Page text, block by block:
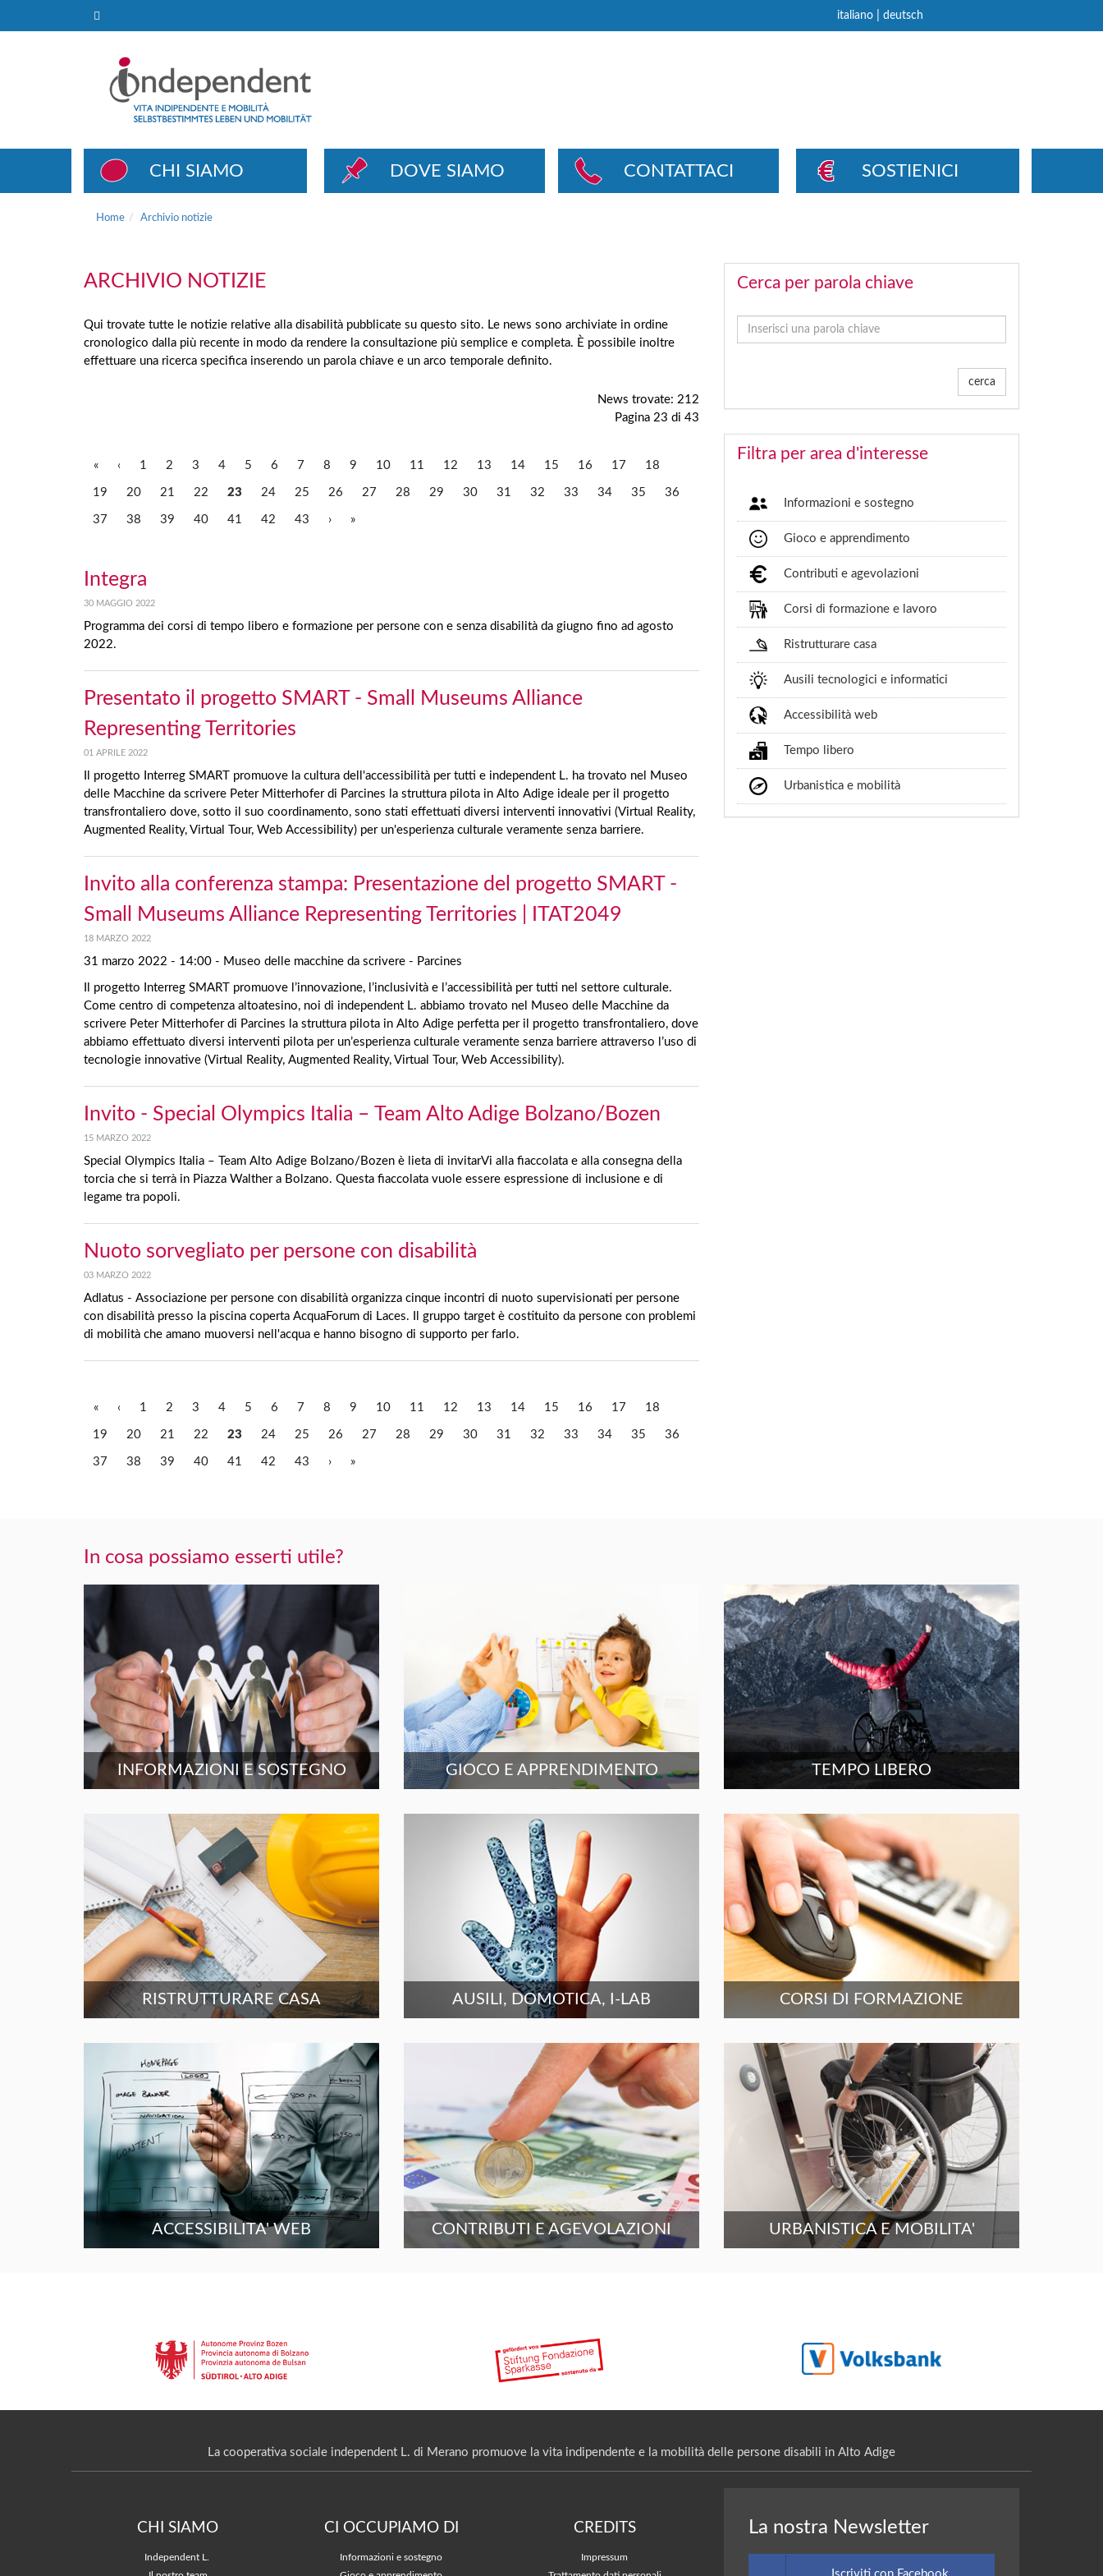
italiano| deutsch
CHI SIAMO DOVE SIAMO CONTATTACI SOSTIENICI
Home Archivio notizie
ARCHIVIO NOTIZIE
Qui trovate tutte le notizie relative alla disabilità pubblicate su questo sito. Le news sono archiviate in ordine
cronologico dalla più recente in modo da rendere la consultazione più semplice e completa. È possibile inoltre
effettuare una ricerca specifica inserendo un parola chiave e un arco temporale definito.
News trovate: 212
Pagina 23 di 43
« ‹ 1 2 3 4 5 6 7 8 9 10 11 12 13 14 15 16 17 18
19 20 21 22 23 24 25 26 27 28 29 30 31 32 33 34 35 36
37 38 39 40 41 42 43 › »
Integra
30 MAGGIO 2022
Programma dei corsi di tempo libero e formazione per persone con e senza disabilità da giugno fino ad agosto
2022.
Presentato il progetto SMART - Small Museums Alliance
Representing Territories
01 APRILE 2022
Il progetto Interreg SMART promuove la cultura dell'accessibilità per tutti e independent L. ha trovato nel Museo
delle Macchine da scrivere Peter Mitterhofer di Parcines la struttura pilota in Alto Adige ideale per il progetto
transfrontaliero dove, sotto il suo coordinamento, sono stati effettuati diversi interventi innovativi (Virtual Reality,
Augmented Reality, Virtual Tour, Web Accessibility) per un'esperienza culturale veramente senza barriere.
Invito alla conferenza stampa: Presentazione del progetto SMART -
Small Museums Alliance Representing Territories | ITAT2049
18 MARZO 2022
31 marzo 2022 - 14:00 - Museo delle macchine da scrivere - Parcines
Il progetto Interreg SMART promuove l’innovazione, l’inclusività e l’accessibilità per tutti nel settore culturale.
Come centro di competenza altoatesino, noi di independent L. abbiamo trovato nel Museo delle Macchine da
scrivere Peter Mitterhofer di Parcines la struttura pilota in Alto Adige perfetta per il progetto transfrontaliero, dove
abbiamo effettuato diversi interventi pilota per un’esperienza culturale veramente senza barriere attraverso l’uso di
tecnologie innovative (Virtual Reality, Augmented Reality, Virtual Tour, Web Accessibility).
Invito - Special Olympics Italia – Team Alto Adige Bolzano/Bozen
15 MARZO 2022
Special Olympics Italia – Team Alto Adige Bolzano/Bozen è lieta di invitarVi alla fiaccolata e alla consegna della
torcia che si terrà in Piazza Walther a Bolzano. Questa fiaccolata vuole essere espressione di inclusione e di
legame tra popoli.
Nuoto sorvegliato per persone con disabilità
03 MARZO 2022
Adlatus - Associazione per persone con disabilità organizza cinque incontri di nuoto supervisionati per persone
con disabilità presso la piscina coperta AcquaForum di Laces. Il gruppo target è costituito da persone con problemi
di mobilità che amano muoversi nell'acqua e hanno bisogno di supporto per farlo.
« ‹ 1 2 3 4 5 6 7 8 9 10 11 12 13 14 15 16 17 18
19 20 21 22 23 24 25 26 27 28 29 30 31 32 33 34 35 36
37 38 39 40 41 42 43 › »
Cerca per parola chiave
cerca
Filtra per area d'interesse
Informazioni e sostegno
Gioco e apprendimento
Contributi e agevolazioni
Corsi di formazione e lavoro
Ristrutturare casa
Ausili tecnologici e informatici
Accessibilità web
Tempo libero
Urbanistica e mobilità
In cosa possiamo esserti utile?
INFORMAZIONI E SOSTEGNO GIOCO E APPRENDIMENTO TEMPO LIBERO
RISTRUTTURARE CASA AUSILI, DOMOTICA, I-LAB CORSI DI FORMAZIONE
ACCESSIBILITA' WEB CONTRIBUTI E AGEVOLAZIONI URBANISTICA E MOBILITA'
La cooperativa sociale independent L. di Merano promuove la vita indipendente e la mobilità delle persone disabili in Alto Adige
CHI SIAMO
Independent L.
CI OCCUPIAMO DI
Informazioni e sostegno
CREDITS
Impressum
La nostra Newsletter